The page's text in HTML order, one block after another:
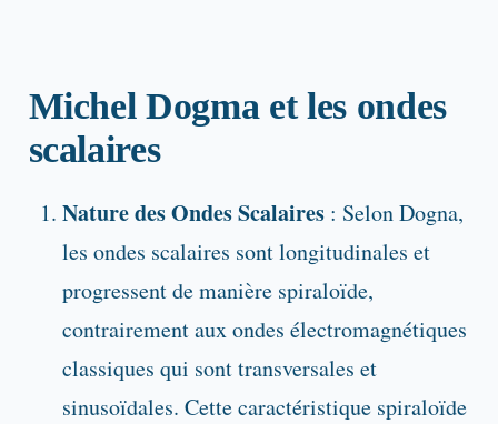
Michel Dogma et les ondes
scalaires
Nature des Ondes Scalaires: Selon Dogna,
les ondes scalaires sont longitudinales et
progressent de manière spiraloïde,
contrairement aux ondes électromagnétiques
classiques qui sont transversales et
sinusoïdales. Cette caractéristique spiraloïde